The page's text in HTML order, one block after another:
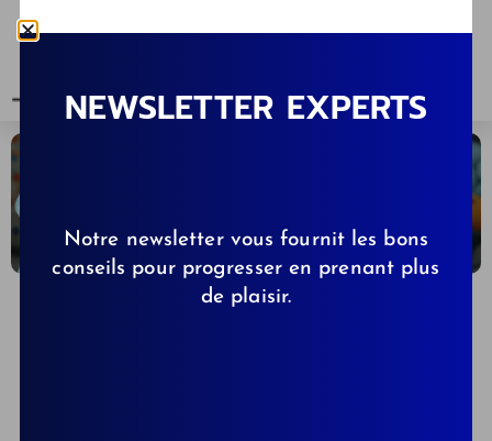
NEWSLETTER EXPERTS
Notre newsletter vous fournit les bons
conseils pour progresser en prenant plus
de plaisir.